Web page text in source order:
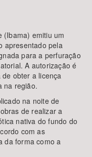
(Ibama) emitiu um
apresentado pela
para a perfuração
A autorização é
obter a licença
na região.
na noite de
de realizar a
nativa do fundo do
com as
da forma como a